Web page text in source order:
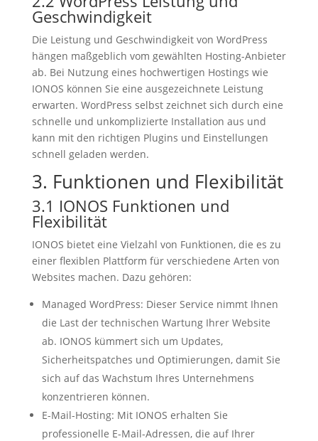
Geschwindigkeit
Die Leistung und Geschwindigkeit von WordPress
hängen maßgeblich vom gewählten Hosting-Anbieter
ab. Bei Nutzung eines hochwertigen Hostings wie
IONOS können Sie eine ausgezeichnete Leistung
erwarten. WordPress selbst zeichnet sich durch eine
schnelle und unkomplizierte Installation aus und
kann mit den richtigen Plugins und Einstellungen
schnell geladen werden.
3. Funktionen und Flexibilität
3.1 IONOS Funktionen und
Flexibilität
IONOS bietet eine Vielzahl von Funktionen, die es zu
einer flexiblen Plattform für verschiedene Arten von
Websites machen. Dazu gehören:
Managed WordPress: Dieser Service nimmt Ihnen
die Last der technischen Wartung Ihrer Website
ab. IONOS kümmert sich um Updates,
Sicherheitspatches und Optimierungen, damit Sie
sich auf das Wachstum Ihres Unternehmens
konzentrieren können.
E-Mail-Hosting: Mit IONOS erhalten Sie
professionelle E-Mail-Adressen, die auf Ihrer